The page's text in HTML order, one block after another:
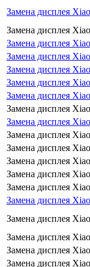
Замена дисплея
Замена дисплея
Замена дисплея
Замена дисплея
Замена дисплея
Замена дисплея
Замена дисплея
Замена дисплея
Замена дисплея
Замена дисплея
Замена дисплея
Замена дисплея
Замена дисплея
Замена дисплея
Замена дисплея
Замена дисплея
Замена дисплея
Замена дисплея
Замена дисплея